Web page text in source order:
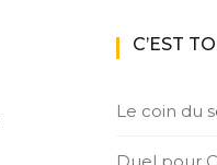
C’EST
Le coin du